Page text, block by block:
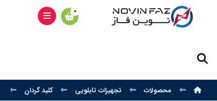
محصولات تجهیزات تابلویی کلید گردان